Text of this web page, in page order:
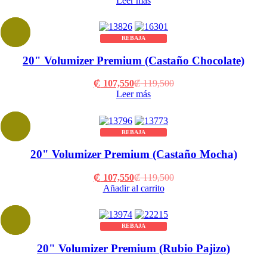
₡ 107,550.
REBAJA
20" Volumizer Premium (Castaño Chocolate)
₡ 107,550Current
price
₡ 107,550.
₡119,500Original
Leer más
REBAJA
20" Volumizer Premium (Castaño Mocha)
₡ 107,550Current
price
₡ 107,550.
₡119,500Original
Añadir al carrito
REBAJA
20" Volumizer Premium (Rubio Pajizo)